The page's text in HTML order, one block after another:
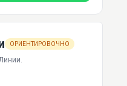
ОРИЕНТИРОВОЧНО